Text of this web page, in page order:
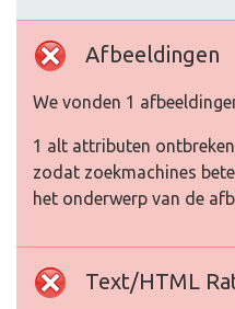
Afbeeldingen
We vonden 1
1 alt attributen
zodat zoekmachines
het onderwerp van de
Text/HTML